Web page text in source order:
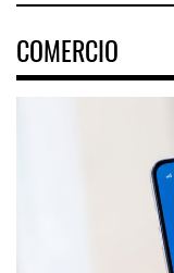
COMERCIO